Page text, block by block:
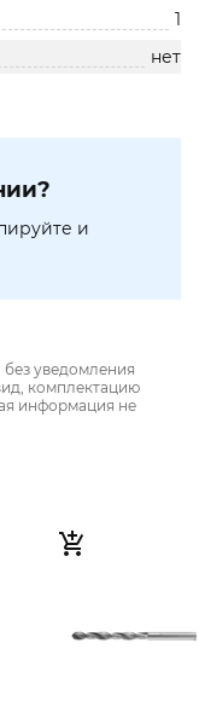
1
нет
и
без уведомления
комплектацию
информация не